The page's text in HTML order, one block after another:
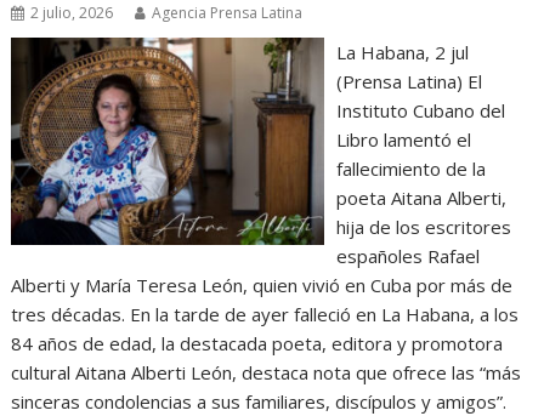
2 julio, 2026 Agencia Prensa Latina
La Habana, 2 jul
(Prensa Latina) El
Instituto Cubano del
Libro lamentó el
fallecimiento de la
poeta Aitana Alberti,
hija de los escritores
españoles Rafael
Alberti y María Teresa León, quien vivió en Cuba por más de
tres décadas. En la tarde de ayer falleció en La Habana, a los
84 años de edad, la destacada poeta, editora y promotora
cultural Aitana Alberti León, destaca nota que ofrece las “más
sinceras condolencias a sus familiares, discípulos y amigos”.